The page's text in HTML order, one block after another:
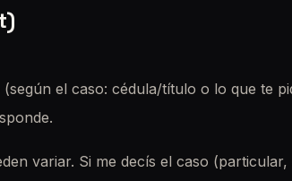
el caso: cédula/título o lo que te
variar. Si me decís el caso